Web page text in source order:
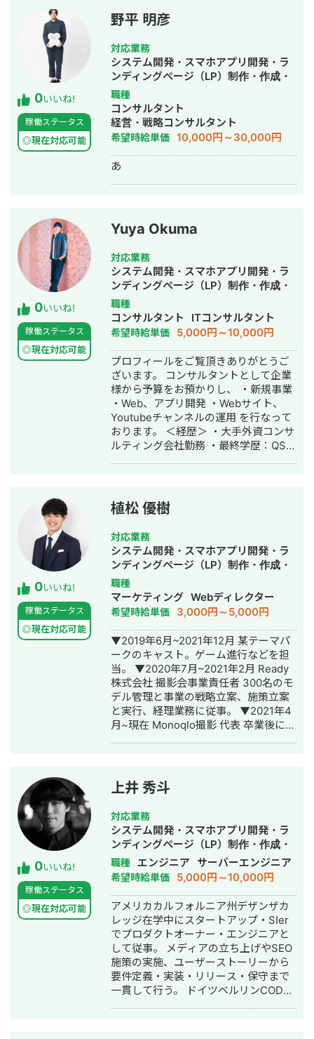
得意としており、要件定義、設計、実
装、本番リリース、運用改善まで一貫
して対応しています。 特に、仕様が複
雑な業務システムや、要件がまだ固ま
りきっていない新規開発において、事
業目的を整理しながら、正確にスピー
ド感を持って形にしていくことを強み
としています。 いまはスタートアップ
案件にてAIエージェント開発にも携わ
っており、AI活用した業務効率化、新
機能開発、既存プロダクトへのAI機能
の組み込みなどにも対応しています。
単純に言われたものを作るだけではな
リース後の運用まで伴走しています。
0いいね!
稼働ステータス
◎現在対応可能
野平 明彦
対応業務
システム開発・スマホアプリ開発・ラ
ンディングページ（LP）制作・作成・
ECサイト構築・ネットショップ作成代
行・新規事業立上・SNS運用代行・ホ
ームページ制作・作成・AI活用
職種
コンサルタント
経営・戦略コンサルタント
希望時給単価 10,000円～30,000円
あ
0いいね!
稼働ステータス
◎現在対応可能
Yuya Okuma
対応業務
システム開発・スマホアプリ開発・ラ
ンディングページ（LP）制作・作成・
Youtubeチャンネル運営代行・立ち上
げ・ECサイト構築・ネットショップ作
成代行・SEO対策・新規事業立上・記
事作成代行・ライティング・翻訳・ホ
ームページ制作・作成・リスティング
広告運用代行・オウンドメディア制
作・構築・運用代行・動画制作・動画
編集
職種
コンサルタント ITコンサルタント
希望時給単価 5,000円～10,000円
プロフィールをご覧頂きありがとうご
ざいます。 コンサルタントとして企業
様から予算をお預かりし、 ・新規事業
・Web、アプリ開発 ・Webサイト、
Youtubeチャンネルの運用 を行なって
おります。 ＜経歴＞ ・大手外資コンサ
ルティング会社勤務 ・最終学歴：QS世
国優勝・シリコンバレー短期研修参加
・2018年：メッセージアプリ開発会社
にて、SE兼PMとして従事 ・2019年：
有名大手インターンシップ10社以上参
加（サイバーエージェント、チームラ
ボ、PwC、デロイトなど）
0いいね!
稼働ステータス
◎現在対応可能
植松 優樹
対応業務
システム開発・スマホアプリ開発・ラ
ンディングページ（LP）制作・作成・
ECサイト構築・ネットショップ作成代
行・SNS運用代行・ホームページ制
作・作成・動画制作・動画編集
職種
マーケティング Webディレクター
希望時給単価 3,000円～5,000円
▼2019年6月~2021年12月 某テーマパ
ークのキャスト。ゲーム進行などを担
当。 ▼2020年7月~2021年2月 Ready
株式会社 撮影会事業責任者 300名のモ
デル管理と事業の戦略立案、施策立案
と実行、経理業務に従事。 ▼2021年4
月~現在 Monoqlo撮影 代表 卒業後に2
に就任。 ▼2021年8月~ 個人で業務シ
ステム/MAシステムを1名体制で開発
し、中小企業向けにソリューション営
業。 ▼2021年8月~2022年1月 ・医療
特化コンサル企業 美容クリニック2ア
カウント/歯科2アカウントのInstagram
運用代行業務に従事。 ▼2023年1月
~2024年3月 医療機関向け商材を取り
扱う通販企業にてCOOとして事業立ち
上げフェーズを経験。 ▼2024年6月
~2024年11月 フリーランスとして、一
部上場企業の塾/老舗食品メーカー/自動
車メーカーのSNSマーケティングに従
事。 ▼2024年12月 RaaS合同会社を設
立。 ・外部顧問：歯医者の元 院長先生
・CTO：ベンチャー企業 CTO経験者
得意領域は、SNS運用の戦略設計から
0いいね!
稼働ステータス
◎現在対応可能
上井 秀斗
対応業務
システム開発・スマホアプリ開発・ラ
ンディングページ（LP）制作・作成・
SEO対策・記事作成代行・ライティン
グ・ホームページ制作・作成
職種 エンジニア サーバーエンジニア
希望時給単価 5,000円～10,000円
アメリカカルフォルニア州デザンザカ
レッジ在学中にスタートアップ・SIer
でプロダクトオーナー・エンジニアと
して従事。 メディアの立ち上げやSEO
施策の実施、ユーザーストーリーから
要件定義・実装・リリース・保守まで
一貫して行う。 ドイツベルリンCODE